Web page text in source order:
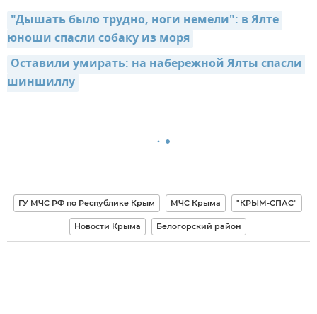
"Дышать было трудно, ноги немели": в Ялте
юноши спасли собаку из моря
Оставили умирать: на набережной Ялты спасли
шиншиллу
ГУ МЧС РФ по Республике Крым МЧС Крыма "КРЫМ-СПАС"
Новости Крыма Белогорский район